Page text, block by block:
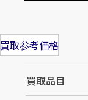
買取参考価格
買取品目